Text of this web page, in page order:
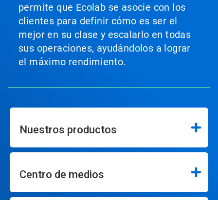
permite que Ecolab se asocie con los
clientes para definir cómo es ser el
mejor en su clase y escalarlo en todas
sus operaciones, ayudándolos a lograr
el máximo rendimiento.
Nuestros productos
Centro de medios